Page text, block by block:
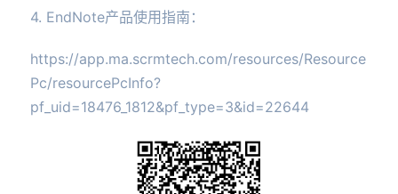
4. EndNote产品使用指南：
https://app.ma.scrmtech.com/resources/Resource
Pc/resourcePcInfo?
pf_uid=18476_1812&pf_type=3&id=22644